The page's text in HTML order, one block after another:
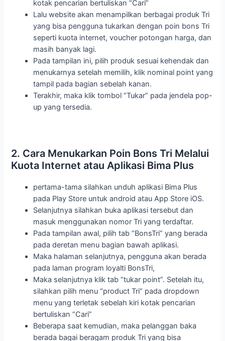
kotak pencarian bertuliskan “Cari”
Lalu website akan menampilkan berbagai produk Tri
yang bisa pengguna tukarkan dengan poin bons Tri
seperti kuota internet, voucher potongan harga, dan
masih banyak lagi.
Pada tampilan ini, pilih produk sesuai kehendak dan
menukarnya setelah memilih, klik nominal point yang
tampil pada bagian sebelah kanan.
Terakhir, maka klik tombol “Tukar” pada jendela pop-
up yang tersedia.
2. Cara Menukarkan Poin Bons Tri Melalui
Kuota Internet atau Aplikasi Bima Plus
pertama-tama silahkan unduh aplikasi Bima Plus
pada Play Store untuk android atau App Store iOS.
Selanjutnya silahkan buka aplikasi tersebut dan
masuk menggunakan nomor Tri yang terdaftar.
Pada tampilan awal, pilih tab “BonsTri” yang berada
pada deretan menu bagian bawah aplikasi.
Maka halaman selanjutnya, pengguna akan berada
pada laman program loyalti BonsTri,
Maka selanjutnya klik tab “tukar point”. Setelah itu,
silahkan pilih menu “product Tri” pada dropdown
menu yang terletak sebelah kiri kotak pencarian
bertuliskan “Cari”
Beberapa saat kemudian, maka pelanggan baka
berada bagai beragam produk Tri yang bisa